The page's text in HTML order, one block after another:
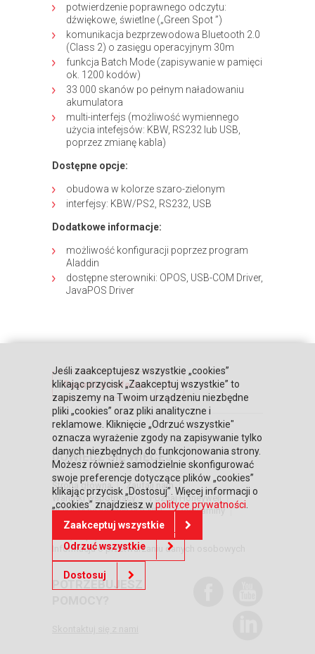
potwierdzenie poprawnego odczytu:
dźwiękowe, świetlne („Green Spot ”)
komunikacja bezprzewodowa Bluetooth 2.0
(Class 2) o zasięgu operacyjnym 30m
funkcja Batch Mode (zapisywanie w pamięci
ok. 1200 kodów)
33 000 skanów po pełnym naładowaniu
akumulatora
multi-interfejs (możliwość wymiennego
użycia intefejsów: KBW, RS232 lub USB,
poprzez zmianę kabla)
Dostępne opcje:
obudowa w kolorze szaro-zielonym
interfejsy: KBW/PS2, RS232, USB
Dodatkowe informacje:
możliwość konfiguracji poprzez program
Aladdin
dostępne sterowniki: OPOS, USB-COM Driver,
JavaPOS Driver
Powrót do oferty
DOWIEDZ SIĘ WIĘCEJ
Strona główna
Zaufali nam
Warunki współpracy
Poznaj Honeywell
BLIKIEM na kasach POSNET
Regulaminy
RODO
Relacje inwestorskie
Informacja o przetwarzaniu danych osobowych
POTRZEBUJESZ
Jeśli zaakceptujesz wszystkie „cookies”
klikając przycisk „Zaakceptuj wszystkie” to
zapiszemy na Twoim urządzeniu niezbędne
pliki „cookies” oraz pliki analityczne i
reklamowe. Kliknięcie „Odrzuć wszystkie"
oznacza wyrażenie zgody na zapisywanie tylko
danych niezbędnych do funkcjonowania strony.
Możesz również samodzielnie skonfigurować
swoje preferencje dotyczące plików „cookies”
klikając przycisk „Dostosuj”. Więcej informacji o
„cookies” znajdziesz w polityce prywatności
Zaakceptuj wszystkie
Odrzuć wszystkie
Dostosuj